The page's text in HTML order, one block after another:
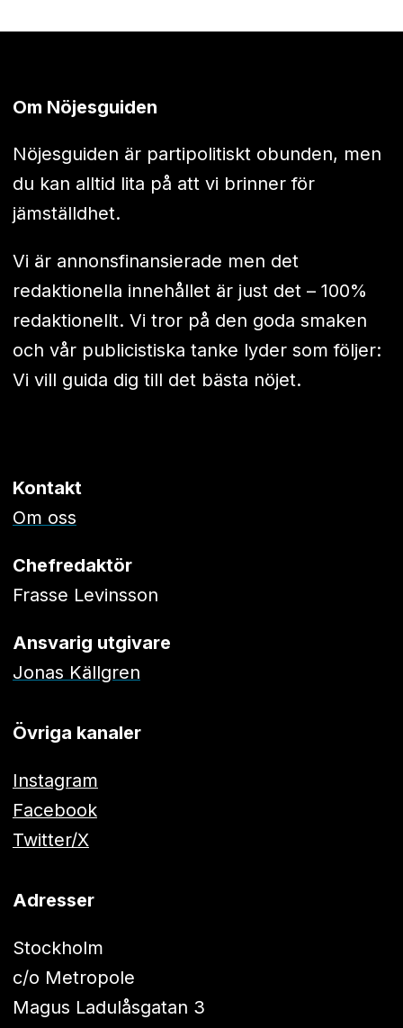
Om Nöjesguiden
Nöjesguiden är partipolitiskt obunden, men
du kan alltid lita på att vi brinner för
jämställdhet.
Vi är annonsfinansierade men det
redaktionella innehållet är just det – 100%
redaktionellt. Vi tror på den goda smaken
och vår publicistiska tanke lyder som följer:
Vi vill guida dig till det bästa nöjet.
Kontakt
Om oss
Chefredaktör
Frasse Levinsson
Ansvarig utgivare
Jonas Källgren
Övriga kanaler
Instagram
Facebook
Twitter/X
Adresser
Stockholm
c/o Metropole
Magus Ladulåsgatan 3